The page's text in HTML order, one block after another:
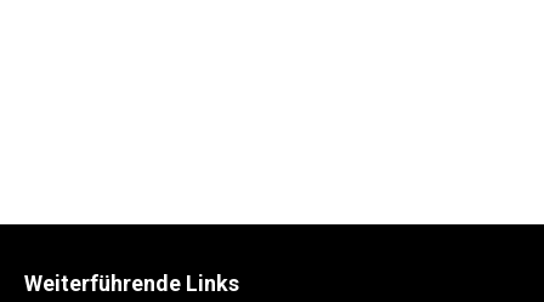
Weiterführende Links